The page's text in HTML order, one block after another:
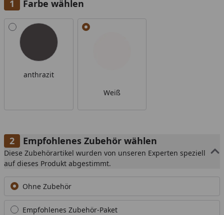
Farbe wählen
Alle anzeigen (2)
anthrazit
Weiß
Empfohlenes Zubehör wählen
Diese Zubehörartikel wurden von unseren Experten speziell
auf dieses Produkt abgestimmt.
Ohne Zubehör
Empfohlenes Zubehör-Paket